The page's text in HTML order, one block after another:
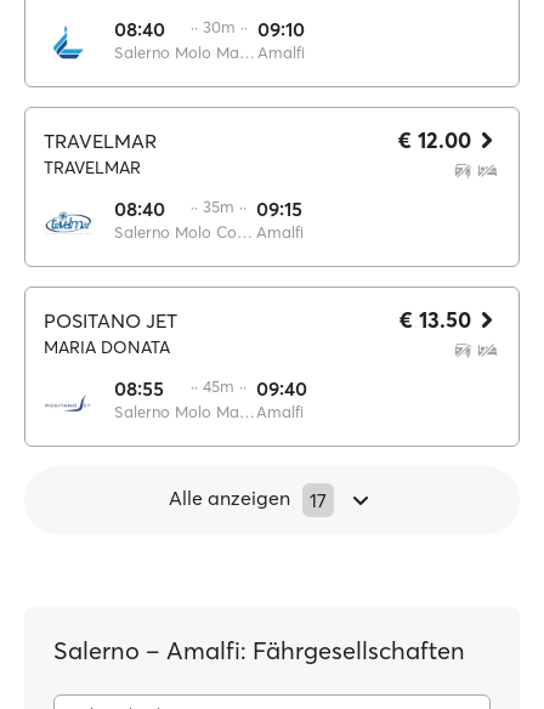
08:40
Salerno Molo Manfredi
·· 30m ·· 09:10
Amalfi
TRAVELMAR
TRAVELMAR
08:40
Salerno Molo Concordia
·· 35m ·· 09:15
Amalfi
€ 12.00
POSITANO JET
MARIA DONATA
08:55
Salerno Molo Manfredi
·· 45m ·· 09:40
Amalfi
€ 13.50
Alle anzeigen 17
Salerno – Amalfi: Fährgesellschaften